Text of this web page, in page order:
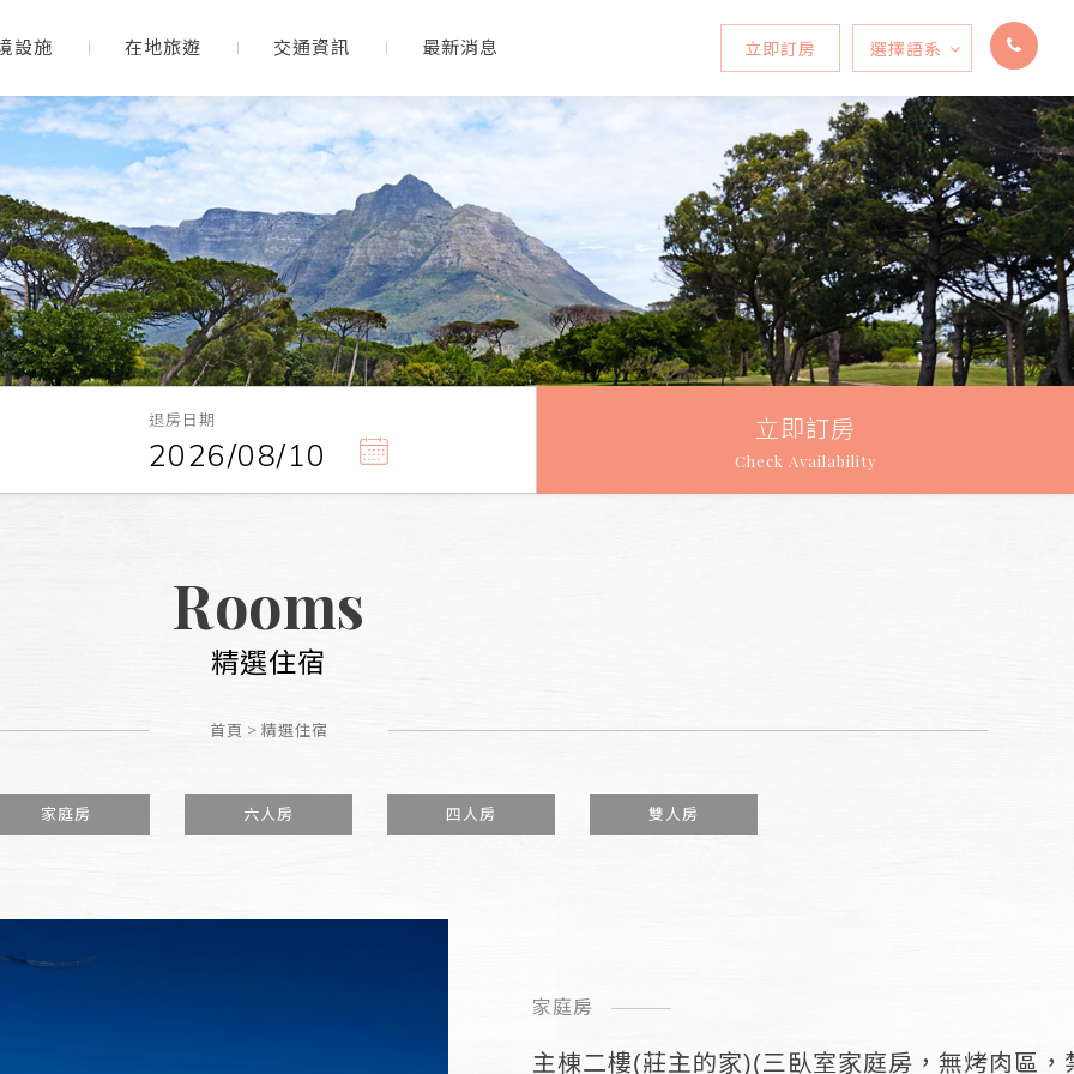
設施 在地旅遊 交通資訊 最新消息 立即訂房 選擇語系
Select Language
退房日期
2026/08/10
立即訂房
Check Availability
Rooms
精選住宿
首頁 > 精選住宿
家庭房 六人房 四人房 雙人房
家庭房
主棟二樓(莊主的家)(三臥室家庭房，無烤肉區，